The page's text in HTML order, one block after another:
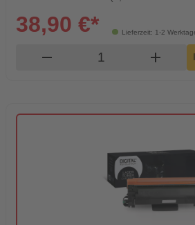
Lieferzeit: 1-2
38,90 €*
remove Produkt add